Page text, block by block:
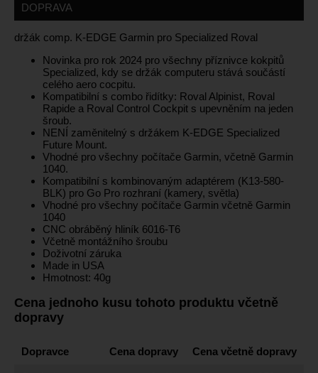
DOPRAVA
držák comp. K-EDGE Garmin pro Specialized Roval
Novinka pro rok 2024 pro všechny příznivce kokpitů
Specialized, kdy se držák computeru stává součástí
celého aero cocpitu.
Kompatibilní s combo řidítky: Roval Alpinist, Roval
Rapide a Roval Control Cockpit s upevněním na jeden
šroub.
NENÍ zaměnitelný s držákem K-EDGE Specialized
Future Mount.
Vhodné pro všechny počítače Garmin, včetně Garmin
1040.
Kompatibilní s kombinovaným adaptérem (K13-580-
BLK) pro Go Pro rozhraní (kamery, světla)
Vhodné pro všechny počítače Garmin včetně Garmin
1040
CNC obráběný hliník 6016-T6
Včetně montážního šroubu
Doživotní záruka
Made in USA
Hmotnost: 40g
Cena jednoho kusu tohoto produktu včetně
dopravy
Dopravce Cena dopravy Cena včetně dopravy